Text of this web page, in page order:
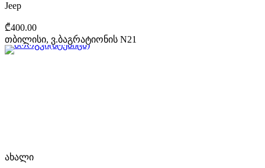
Jeep
₾400.00
თბილისი, ვ.ბაგრატიონის N21
ახალი